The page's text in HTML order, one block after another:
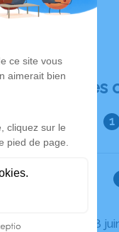
Déroulé des
Le jeudi 18